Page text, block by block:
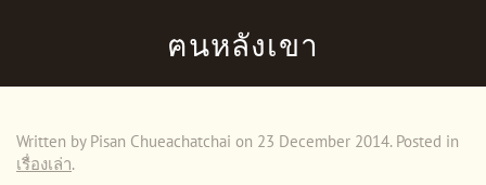
Skip to main contentฅนหลังเขา
Written by Pisan Chueachatchai on 23 December 2014. Posted in
เรื่องเล่า.